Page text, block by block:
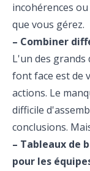
incohérences
que vous gérez.
– Combiner
L'un des grands
font face est de
actions. Le
difficile
conclusions.
– Tableaux de
pour les